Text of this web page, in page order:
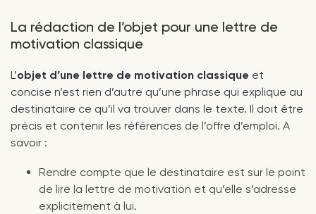
La rédaction de l’objet pour une lettre de
motivation classique
L’objet d’une lettre de motivation classique et
concise n’est rien d’autre qu’une phrase qui explique au
destinataire ce qu’il va trouver dans le texte. Il doit être
précis et contenir les références de l’offre d’emploi. A
savoir :
Rendre compte que le destinataire est sur le point
de lire la lettre de motivation et qu’elle s’adresse
explicitement à lui.